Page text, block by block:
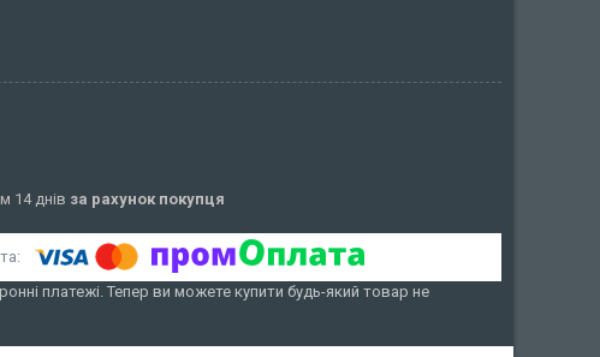
14 днів за рахунок покупця
платежі. Тепер ви можете купити будь-який товар не